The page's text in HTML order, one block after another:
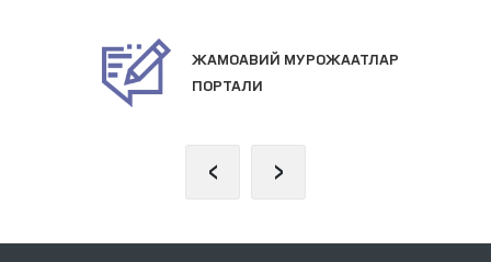
ЖАМОАВИЙ МУРОЖААТЛАР
ПОРТАЛИ
‹ ›